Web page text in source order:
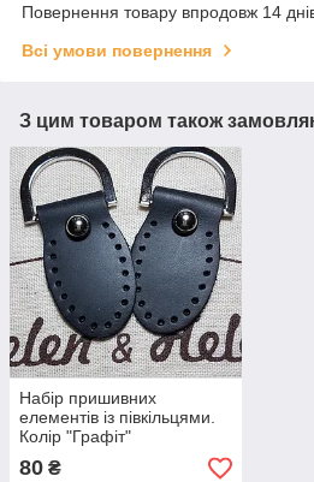
Повернення товару впродовж 14
Всі умови повернення
З цим товаром також
Набір пришивних
елементів із півкільцями.
Колір "Графіт"
80 ₴